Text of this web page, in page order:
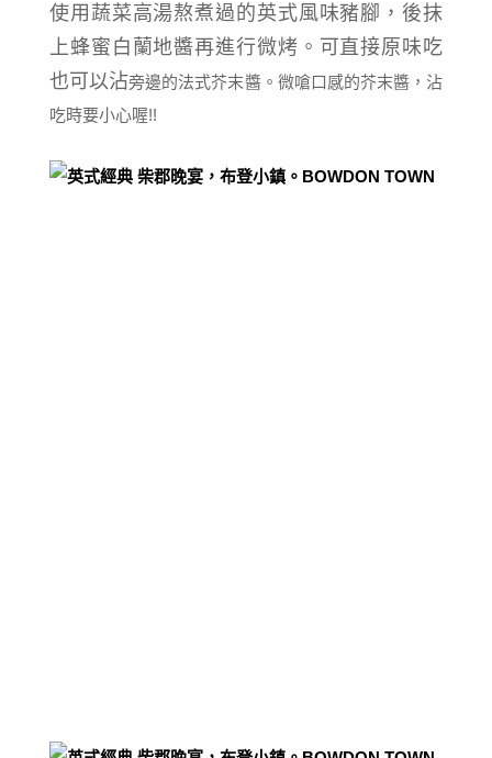
使用蔬菜高湯熬煮過的英式風味豬腳，後抹
上 蜂蜜白蘭地醬再進行微烤。可直接原味吃
也可以沾旁邊的法式芥末醬。微嗆口感的芥末醬，沾
吃時要小心喔!!